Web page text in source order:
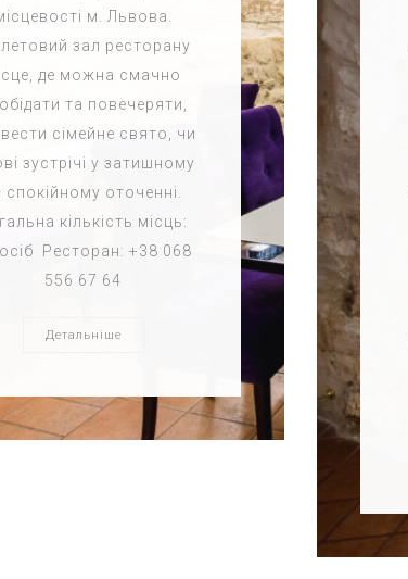
м. Львова.
зал ресторану
де можна смачно
та повечеряти,
сімейне свято, чи
зустрічі у затишному
спокійному оточенні.
кількість місць:
Ресторан: +38 068
556 67 64
Детальніше